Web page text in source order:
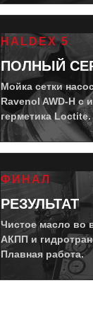
HALDEX 5
ПОЛНЫЙ
Мойка сетки
Ravenol AWD-H с
герметика Loctite.
ФИНАЛ
РЕЗУЛЬТАТ
Чистое масло во
АКПП и
Плавная работа.